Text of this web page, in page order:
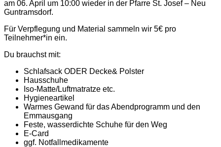
am 06. April um 10:00 wieder in der Pfarre St. Josef – Neu
Guntramsdorf.
Für Verpflegung und Material sammeln wir 5€ pro
Teilnehmer*in ein.
Du brauchst mit:
Schlafsack ODER Decke& Polster
Hausschuhe
Iso-Matte/Luftmatratze etc.
Hygieneartikel
Warmes Gewand für das Abendprogramm und den
Emmausgang
Feste, wasserdichte Schuhe für den Weg
E-Card
ggf. Notfallmedikamente